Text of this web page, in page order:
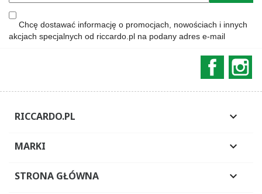
Chcę dostawać informację o promocjach, nowościach i innych
akcjach specjalnych od riccardo.pl na podany adres e-mail
RICCARDO.PL 
MARKI 
STRONA GŁÓWNA 